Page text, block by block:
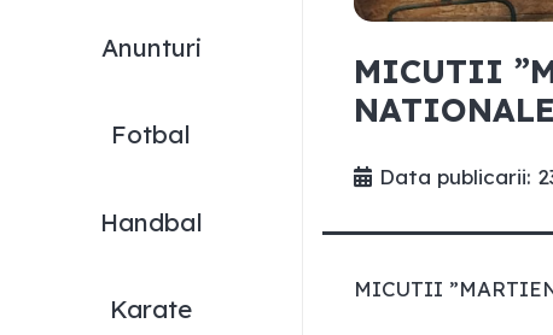
Anunturi
Fotbal
Handbal
Karate
MICUTII
Data publicarii:
MICUTII